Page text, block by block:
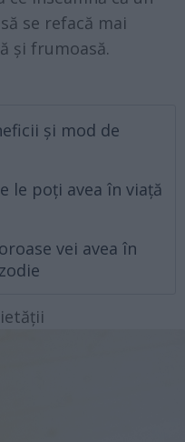
se refacă mai
și frumoasă.
și mod de
le poți avea în viață
vei avea în